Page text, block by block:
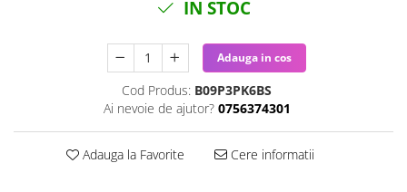
Utilaje si materiale de constructii
Laptop, Tablete & Telefoane
Laptopuri si Accesorii
IN STOC
Adauga in cos
Cod Produs: B09P3PK6BS
Ai nevoie de ajutor? 0756374301
Adauga la Favorite Cere informatii